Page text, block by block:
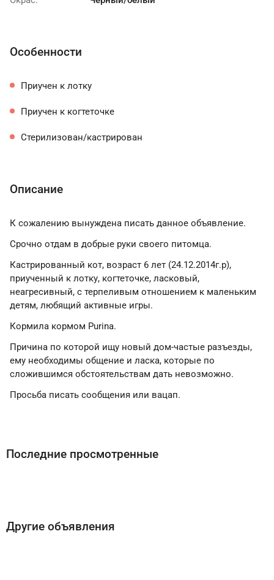
Особенности
Приучен к лотку
Приучен к когтеточке
Стерилизован/кастрирован
Описание
К сожалению вынуждена писать данное объявление.
Срочно отдам в добрые руки своего питомца.
Кастрированный кот, возраст 6 лет (24.12.2014г.р),
приученный к лотку, когтеточке, ласковый,
неагресивный, с терпеливым отношением к маленьким
детям, любящий активные игры.
Кормила кормом Purina.
Причина по которой ищу новый дом-частые разъезды,
ему необходимы общение и ласка, которые по
сложившимся обстоятельствам дать невозможно.
Просьба писать сообщения или вацап.
Последние просмотренные
Другие объявления